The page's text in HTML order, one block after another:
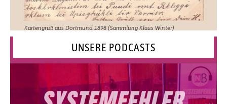
Kartengruß aus Dortmund 1898 (Sammlung Klaus Winter)
UNSERE PODCASTS